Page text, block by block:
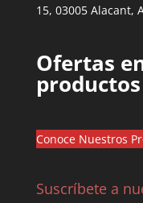
15, 03005 Alacant,
Ofertas
productos
Conoce Nuestros
Suscríbete a